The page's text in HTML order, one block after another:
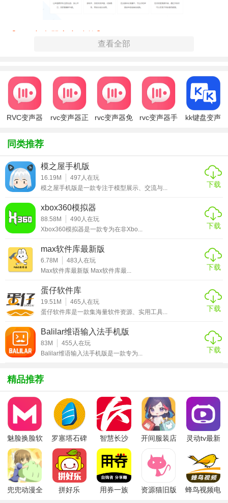
2. 自定义变声：支持用户通过调整参数来创建独特的声线。
3. 实时预览：提供实时预览功能，让用户可以即时听到变声
效果。
4. 音频录制：支持音频录制功能，方便用户将变声后的声音
5. 音频编辑：提供简单的音频编辑功能，如剪切、复制、粘
贴等。
【rvc变声器官方亮点】
1. 高保真音质：采用先进的音频处理技术，确保变声后的音
2. 实时预览：即时听到变声效果，方便用户进行调整。
【rvc变声器官方玩法】
2. 点击“开始录音”按钮，录制需要变声的音频。
4. 可以通过调整参数来创建独特的声线，也可以通过“保存”按
5. 可以通过“编辑”功能对音频进行简单的剪切、复制、粘贴等
操作。
【rvc变声器官方点评】
RVC变声器官方版是一款功能强大且易于使用的音频处理软
件，无论是想要尝试不同的声音效果还是进行音频创作，都
能满足用户的需求。其高保真音质和实时预览功能使得变声
查看全部
RVC变声器
rvc变声器正
rvc变声器免
rvc变声器手
kk键盘变声
同类推荐
模之屋手机版
16.19M 497 人在玩
模之屋手机版是一款专注于模型展示、交流与...
下载
xbox360模拟器
88.58M 490人在玩
Xbox360模拟器是一款专为在非Xbo...
下载
max软件库最新版
6.78M 483 人在玩
Max软件库最新版 Max软件库最...
下载
蛋仔软件库
19.51M 465 人在玩
蛋仔软件库是一款集海量软件资源、实用工具...
下载
Balilar维语输入法手机版
83M 455 人在玩
Balilar维语输入法手机版是一款专为...
下载
精品推荐
魅脸换脸软
件
罗塞塔石碑
安卓版
智慧长沙
app
开间服装店
灵动tv最新
兜兜动漫全
拼好乐 用券一族 资源猫旧版
蜂鸟视频电